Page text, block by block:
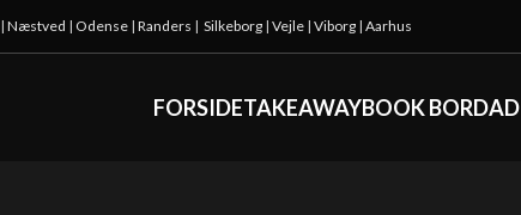
| Næstved | Odense | Randers | Silkeborg | Vejle | Viborg | Aarhus
FORSIDETAKEAWAYBOOK BORD